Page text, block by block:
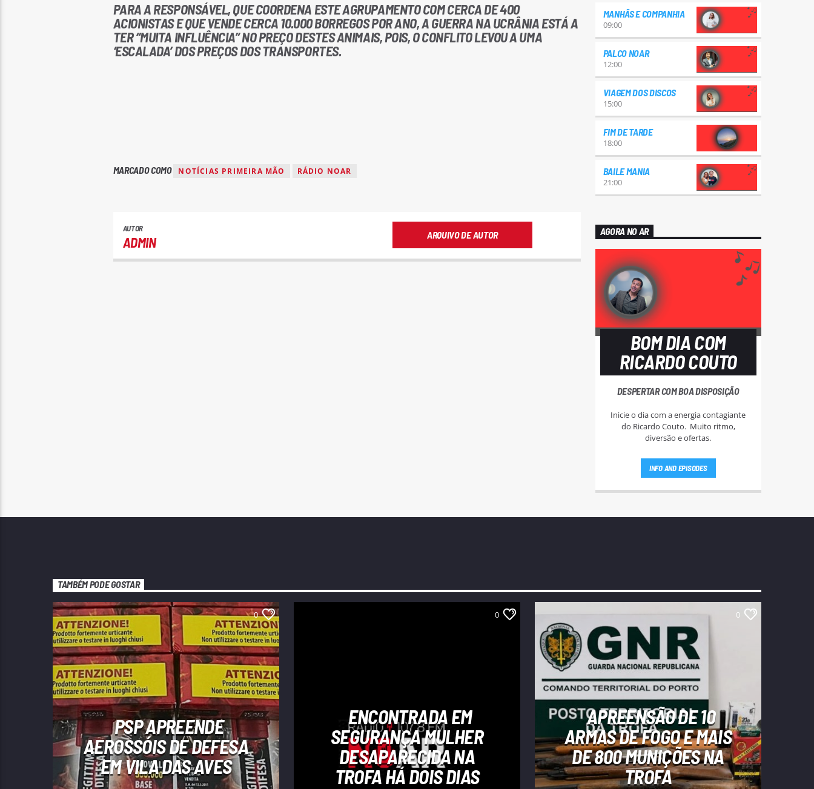
PARA A RESPONSÁVEL, QUE COORDENA ESTE AGRUPAMENTO COM CERCA DE 400
ACIONISTAS E QUE VENDE CERCA 10.000 BORREGOS POR ANO, A GUERRA NA UCRÂNIA ESTÁ A
TER “MUITA INFLUÊNCIA” NO PREÇO DESTES ANIMAIS, POIS, O CONFLITO LEVOU A UMA
‘ESCALADA’ DOS PREÇOS DOS TRANSPORTES.
MARCADO COMO NOTÍCIAS PRIMEIRA MÃO RÁDIO NOAR
AUTOR
ADMIN ARQUIVO DE AUTOR
MANHÃS E COMPANHIA
09:00
PALCO NOAR
12:00
VIAGEM DOS DISCOS
15:00
FIM DE TARDE
18:00
BAILE MANIA
21:00
AGORA NO AR
BOM DIA COM
RICARDO COUTO
DESPERTAR COM BOA DISPOSIÇÃO
Inicie o dia com a energia contagiante
do Ricardo Couto. Muito ritmo,
diversão e ofertas.
INFO AND EPISODES
TAMBÉM PODE GOSTAR
0
PSP APREENDE
AEROSSÓIS DE DEFESA
EM VILA DAS AVES
0
ENCONTRADA EM
SEGURANÇA MULHER
DESAPARECIDA NA
TROFA HÁ DOIS DIAS
0
APREENSÃO DE 10
ARMAS DE FOGO E MAIS
DE 800 MUNIÇÕES NA
TROFA